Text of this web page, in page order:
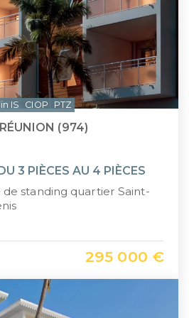
(974)
3 PIÈCES AU 4 PIÈCES
de standing quartier Saint-
295 000 €
IS CIOP PTZ